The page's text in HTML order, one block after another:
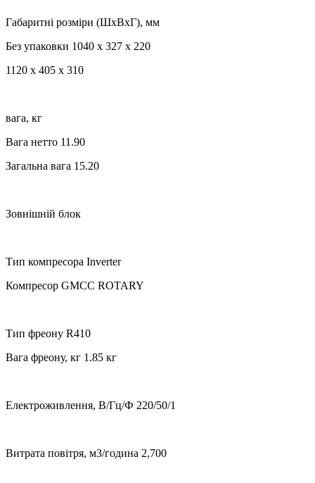
Габаритні розміри (ШхВхГ), мм
Без упаковки 1040 x 327 x 220
1120 x 405 x 310
вага, кг
Вага нетто 11.90
Загальна вага 15.20
Зовнішній блок
Тип компресора Inverter
Компресор GMCC ROTARY
Тип фреону R410
Вага фреону, кг 1.85 кг
Електроживлення, В/Гц/Ф 220/50/1
Витрата повітря, м3/година 2,700